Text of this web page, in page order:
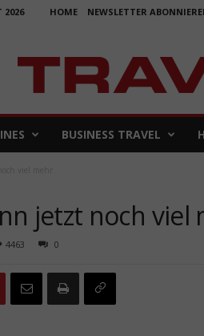
2026 HOME NEWSLETTER
BUSINESS TRAVEL
jetzt noch viel
4463 0